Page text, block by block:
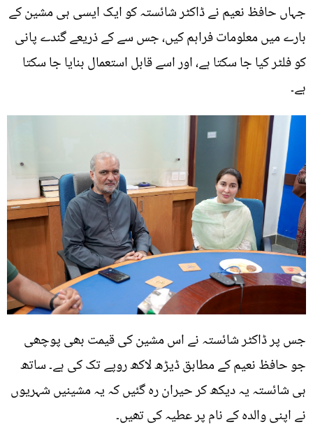
جہاں حافظ نعیم نے ڈاکٹر شائستہ کو ایک ایسی ہی مشین کے
بارے میں معلومات فراہم کیں، جس سے کے ذریعے گندے پانی
کو فلٹر کیا جا سکتا ہے، اور اسے قابل استعمال بنایا جا سکتا
ہے۔
جس پر ڈاکٹر شائستہ نے اس مشین کی قیمت بھی پوچھی
جو حافظ نعیم کے مطابق ڈیڑھ لاکھ روپے تک کی ہے۔ ساتھ
ہی شائستہ یہ دیکھ کر حیران رہ گئیں کہ یہ مشینیں شہریوں
نے اپنی والدہ کے نام پر عطیہ کی تھیں۔